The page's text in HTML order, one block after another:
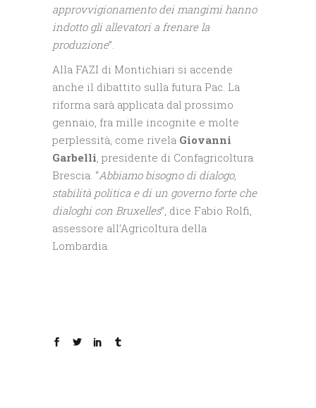
approvvigionamento dei mangimi hanno
indotto gli allevatori a frenare la
produzione”.
Alla FAZI di Montichiari si accende
anche il dibattito sulla futura Pac. La
riforma sarà applicata dal prossimo
gennaio, fra mille incognite e molte
perplessità, come rivela Giovanni
Garbelli, presidente di Confagricoltura
Brescia. “Abbiamo bisogno di dialogo,
stabilità politica e di un governo forte che
dialoghi con Bruxelles”, dice Fabio Rolfi,
assessore all’Agricoltura della
Lombardia.